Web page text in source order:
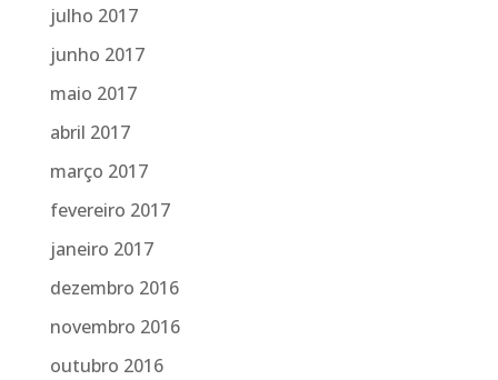
julho 2017
junho 2017
maio 2017
abril 2017
março 2017
fevereiro 2017
janeiro 2017
dezembro 2016
novembro 2016
outubro 2016